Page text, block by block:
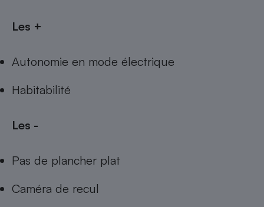
Les +
Autonomie en mode électrique
Habitabilité
Les -
Pas de plancher plat
Caméra de recul